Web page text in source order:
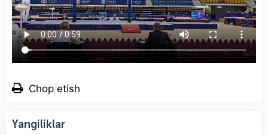
Chop etish
Yangiliklar